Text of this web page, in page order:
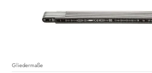
Gliedermaße